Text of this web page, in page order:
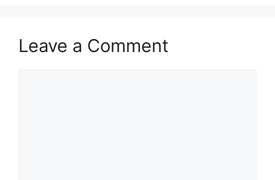
Leave a Comment